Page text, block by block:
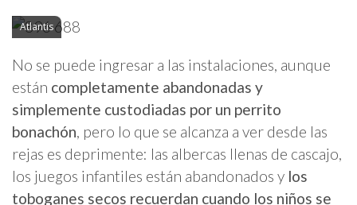
Atlantis
No se puede ingresar a las instalaciones, aunque
están completamente abandonadas y
simplemente custodiadas por un perrito
bonachón, pero lo que se alcanza a ver desde las
rejas es deprimente: las albercas llenas de cascajo,
los juegos infantiles están abandonados y los
toboganes secos recuerdan cuando los niños se